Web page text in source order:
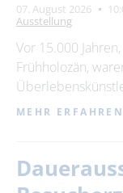
07. August 2026
Ausstellung
Vor 15.000
Frühholozän,
MEHR ERFAHREN